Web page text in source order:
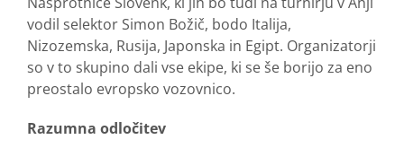
vodil selektor Simon Božič, bodo Italija,
Nizozemska, Rusija, Japonska in Egipt. Organizatorji
so v to skupino dali vse ekipe, ki se še borijo za eno
preostalo evropsko vozovnico.
Razumna odločitev